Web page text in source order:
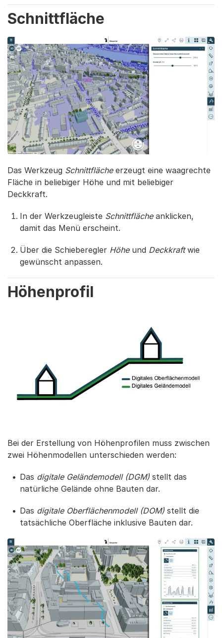
Schnittfläche
Das Werkzeug Schnittfläche erzeugt eine waagrechte
Fläche in beliebiger Höhe und mit beliebiger
Deckkraft.
In der Werkzeugleiste Schnittfläche anklicken,
damit das Menü erscheint.
Über die Schieberegler Höhe und Deckkraftwie
gewünscht anpassen.
Höhenprofil
Bei der Erstellung von Höhenprofilen muss zwischen
zwei Höhenmodellen unterschieden werden:
Das digitale Geländemodell (DGM) stellt das
natürliche Gelände ohne Bauten dar.
Das digitale Oberflächenmodell (DOM) stellt die
tatsächliche Oberfläche inklusive Bauten dar.